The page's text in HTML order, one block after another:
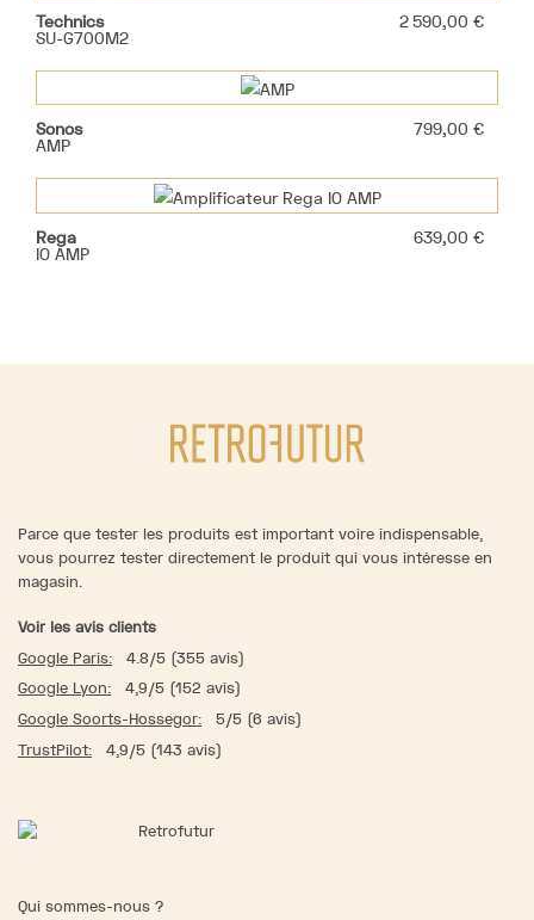
Technics
SU-G700M2
Prix
2 590,00 €
Sonos
AMP
Prix
799,00 €
Rega
IO AMP
Prix
639,00 €
Parce que tester les produits est important voire indispensable,
vous pourrez tester directement le produit qui vous intéresse en
magasin.
Voir les avis clients
Google Paris:
4.8/5 (355 avis)
Google Lyon:
4,9/5 (152 avis)
Google Soorts-Hossegor:
5/5 (6 avis)
TrustPilot:
4,9/5 (143 avis)
Qui sommes-nous ?